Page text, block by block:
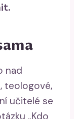
nad
teologové,
učitelé se
„Kdo